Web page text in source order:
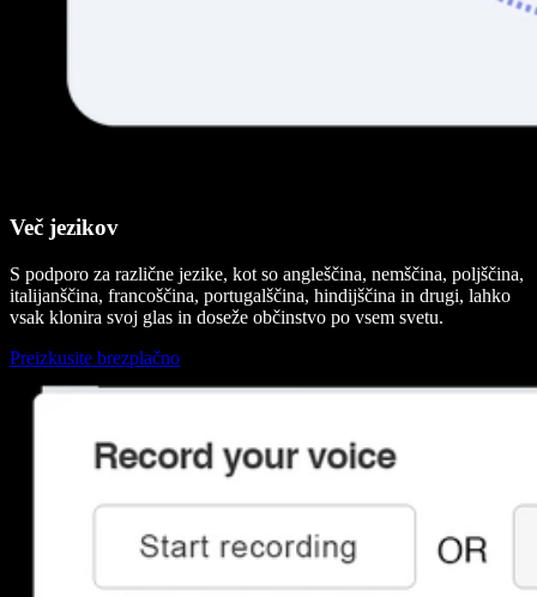
Več jezikov
S podporo za različne jezike, kot so angleščina, nemščina, poljščina,
italijanščina, francoščina, portugalščina, hindijščina in drugi, lahko
vsak klonira svoj glas in doseže občinstvo po vsem svetu.
Preizkusite brezplačno